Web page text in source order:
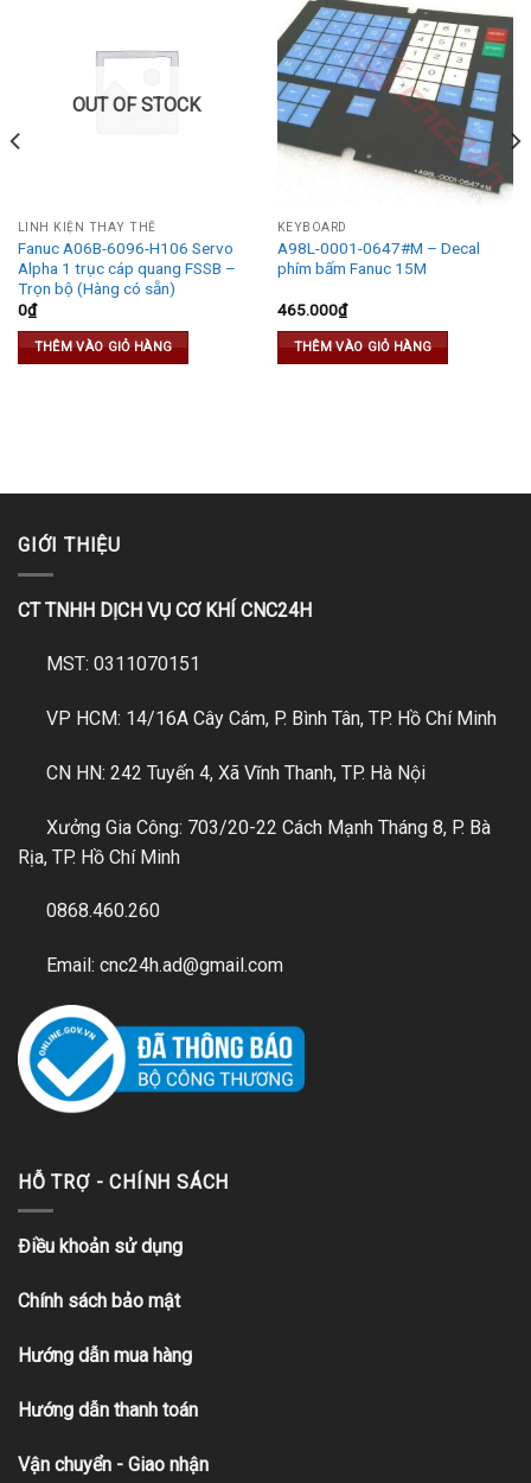
OUT OF STOCK
LINH KIỆN THAY THẾ
Fanuc A06B-6096-H106 Servo
Alpha 1 trục cáp quang FSSB –
Trọn bộ (Hàng có sẵn)
0₫
THÊM VÀO GIỎ HÀNG
KEYBOARD
A98L-0001-0647#M – Decal
phím bấm Fanuc 15M
465.000₫
THÊM VÀO GIỎ HÀNG
GIỚI THIỆU
CT TNHH DỊCH VỤ CƠ KHÍ CNC24H
MST: 0311070151
VP HCM: 14/16A Cây Cám, P. Bình Tân, TP. Hồ Chí Minh
CN HN: 242 Tuyến 4, Xã Vĩnh Thanh, TP. Hà Nội
Xưởng Gia Công: 703/20-22 Cách Mạnh Tháng 8, P. Bà
Rịa, TP. Hồ Chí Minh
0868.460.260
Email: cnc24h.ad@gmail.com
HỖ TRỢ - CHÍNH SÁCH
Điều khoản sử dụng
Chính sách bảo mật
Hướng dẫn mua hàng
Hướng dẫn thanh toán
Vận chuyển - Giao nhận